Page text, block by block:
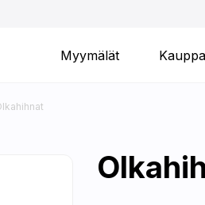
Myymälät Kauppa